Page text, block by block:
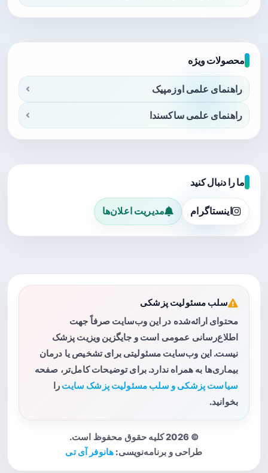
محصولات ویژه
راهنمای علمی اوزمپیک
راهنمای علمی ساکسندا
ما را دنبال کنید
اینستاگرام مدیریت اعلان‌ها
سلب مسئولیت پزشکی
محتوای ارائه‌شده در این وب‌سایت صرفاً جهت
اطلاع‌رسانی عمومی است و جایگزین ویزیت پزشک
نیست. این وب‌سایت مسئولیتی برای تشخیص یا درمان
بیماری‌ها به همراه ندارد. برای توضیحات کامل‌تر، صفحه
سیاست پزشکی و سلب مسئولیت پزشک سایت را
بخوانید.
© 2026 کلیه حقوق محفوظ است.
طراحی و برنامه‌نویسی: هانوفر آی تی